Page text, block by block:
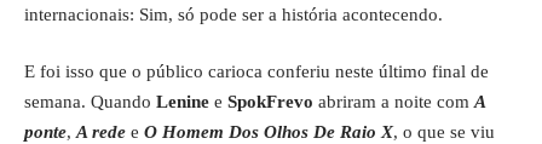
internacionais: Sim, só pode ser a história acontecendo.
E foi isso que o público carioca conferiu neste último final de
semana. Quando Lenine e SpokFrevo abriram a noite com A
ponte, A rede e O Homem Dos Olhos De Raio X, o que se viu